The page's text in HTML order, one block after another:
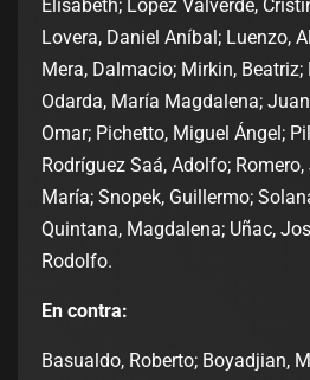
Elisabeth; López Valverde,
Lovera, Daniel Aníbal; Luenzo,
Mera, Dalmacio; Mirkin, Beatriz;
Odarda, María Magdalena;
Omar; Pichetto, Miguel Ángel;
Rodríguez Saá, Adolfo;
María; Snopek, Guillermo;
Quintana, Magdalena; Uñac,
Rodolfo.
En contra:
Basualdo, Roberto; Boyadjian,